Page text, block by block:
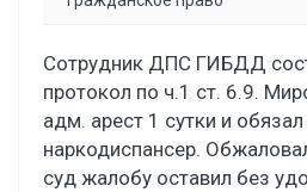
Сотрудник ДПС ГИБДД
протокол по ч.1 ст. 6.9.
адм. арест 1 сутки и обязал
наркодиспансер.
суд жалобу оставил без